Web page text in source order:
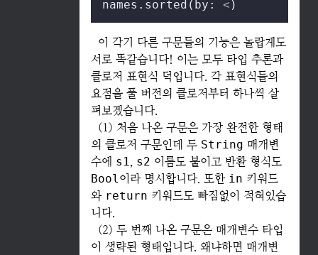
names.sorted(by: < )
이 각기 다른 구문들의 기능은 놀랍게도
서로 똑같습니다! 이는 모두 타입 추론과
클로저 표현식 덕입니다. 각 표현식들의
요점을 풀 버전의 클로저부터 하나씩 살
펴보겠습니다.
(1) 처음 나온 구문은 가장 완전한 형태
의 클로저 구문인데 두 String 매개변
수에 s1, s2 이름도 붙이고 반환 형식도
Bool이라 명시합니다. 또한 in 키워드
와 return 키워드도 빠짐없이 적혀있습
니다.
(2) 두 번째 나온 구문은 매개변수 타입
이 생략된 형태입니다. 왜냐하면 매개변